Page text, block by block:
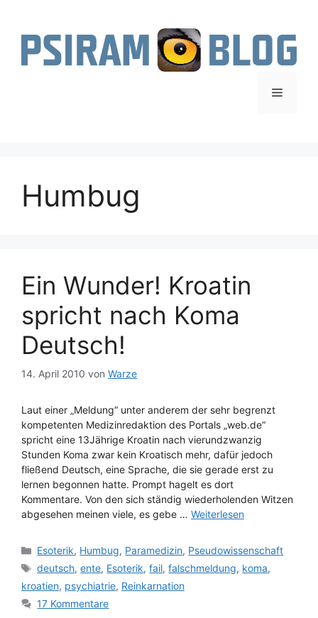
springen
Menü
Humbug
Ein Wunder! Kroatin
spricht nach Koma
Deutsch!
14. April 2010 von Warze
Laut einer „Meldung“ unter anderem der sehr begrenzt
kompetenten Medizinredaktion des Portals „web.de“
spricht eine 13Jährige Kroatin nach vierundzwanzig
Stunden Koma zwar kein Kroatisch mehr, dafür jedoch
fließend Deutsch, eine Sprache, die sie gerade erst zu
lernen begonnen hatte. Prompt hagelt es dort
Kommentare. Von den sich ständig wiederholenden Witzen
abgesehen meinen viele, es gebe … Weiterlesen
Kategorien
Esoterik, Humbug, Paramedizin, Pseudowissenschaft
Schlagwörter
deutsch,ente, Esoterik,fail,falschmeldung, koma,
kroatien, psychiatrie, Reinkarnation
17 Kommentare